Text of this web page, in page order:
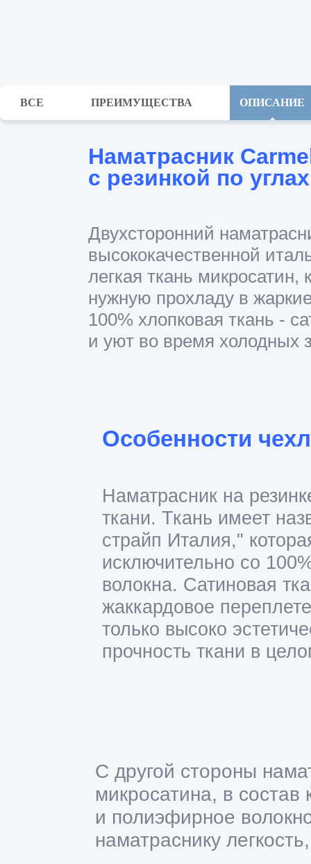
ВСЕ ПРЕИМУЩЕСТВА ОПИСАНИЕ
Наматрасник
с резинкой по углах
Двухсторонний
высококачественной
легкая ткань микросатин,
нужную прохладу в
100% хлопковая ткань -
и уют во время холодных
Особенности
Наматрасник на
ткани. Ткань имеет
страйп Италия,"
исключительно со
волокна. Сатиновая
жаккардовое
только высоко
прочность ткани в
С другой стороны
микросатина, в состав
и полиэфирное
наматраснику